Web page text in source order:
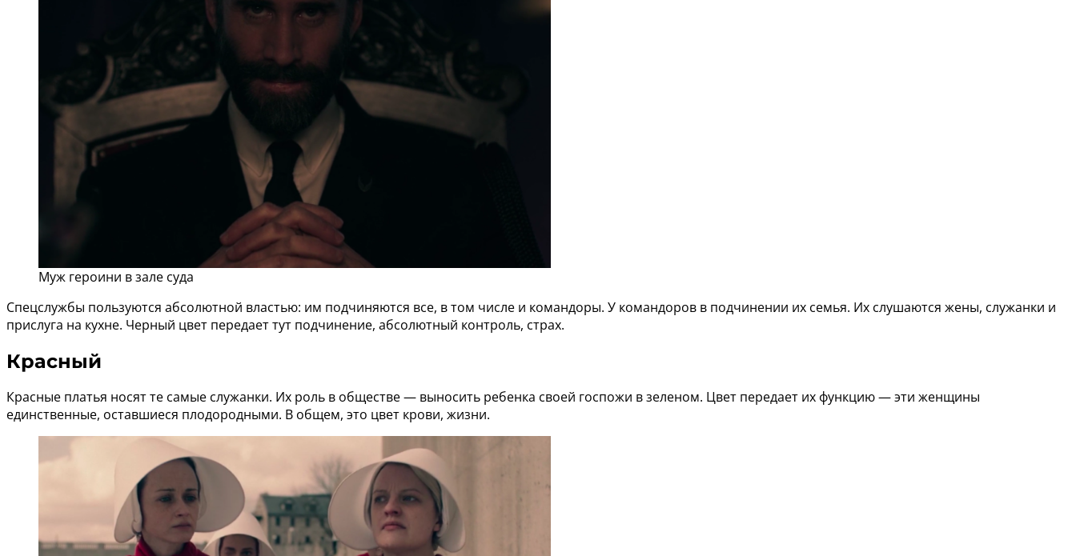
Муж героини в зале суда
Спецслужбы пользуются абсолютной властью: им подчиняются все, в том числе и командоры. У командоров в подчинении их семья. Их слушаются жены, служанки и
прислуга на кухне. Черный цвет передает тут подчинение, абсолютный контроль, страх.
Красный
Красные платья носят те самые служанки. Их роль в обществе — выносить ребенка своей госпожи в зеленом. Цвет передает их функцию — эти женщины
единственные, оставшиеся плодородными. В общем, это цвет крови, жизни.